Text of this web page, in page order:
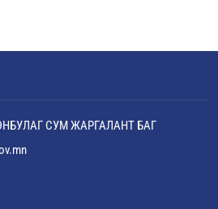
СУМ ЖАРГАЛАНТ БАГ